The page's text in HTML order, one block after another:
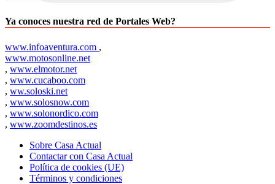
Ya conoces nuestra red de Portales Web?
www.infoaventura.com ,
www.motosonline.net
, www.elmotor.net
, www.cucaboo.com
, ww.soloski.net
, www.solosnow.com
, www.solonordico.com
, www.zoomdestinos.es
Sobre Casa Actual
Contactar con Casa Actual
Política de cookies (UE)
Términos y condiciones